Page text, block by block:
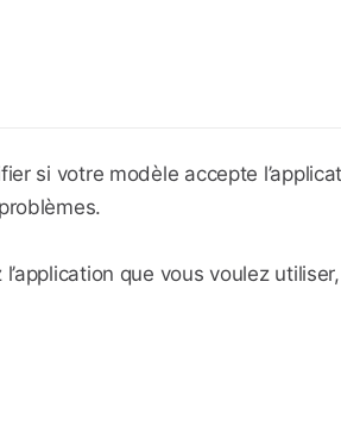
si votre modèle accepte
que vous voulez